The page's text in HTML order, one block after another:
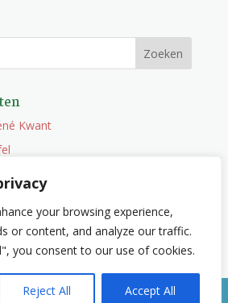
your browsing experience,
or content, and analyze our traffic.
you consent to our use of cookies.
Reject All Accept All
Kwant
wel vindt